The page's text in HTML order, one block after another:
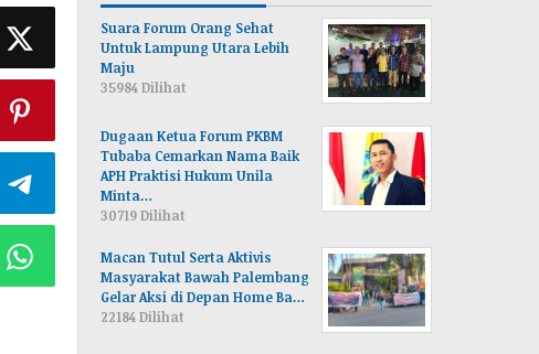
Suara Forum Orang Sehat
Untuk Lampung Utara Lebih
Maju
35984 Dilihat
Dugaan Ketua Forum PKBM
Tubaba Cemarkan Nama Baik
APH Praktisi Hukum Unila
Minta…
30719 Dilihat
Macan Tutul Serta Aktivis
Masyarakat Bawah Palembang
Gelar Aksi di Depan Home Ba…
22184 Dilihat